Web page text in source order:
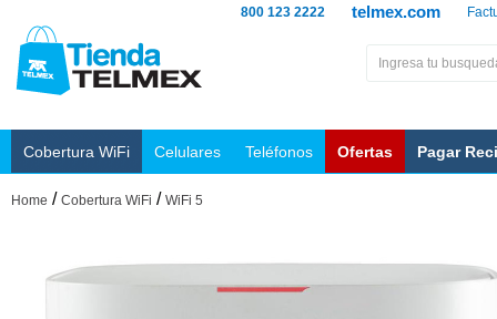
telmex.com
800 123 2222
Cobertura WiFi Celulares Teléfonos Ofertas Pagar
Home / Cobertura WiFi / WiFi 5